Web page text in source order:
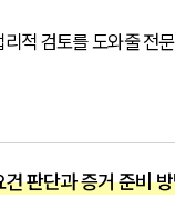
적 검토를 도와줄 전
판단과 증거 준비